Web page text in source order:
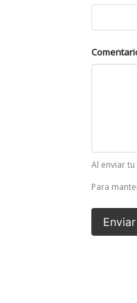
Al enviar
Para
Enviar